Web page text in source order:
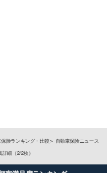
険ランキング・比較
自動車保険ニュース
詳細（2/2枚）